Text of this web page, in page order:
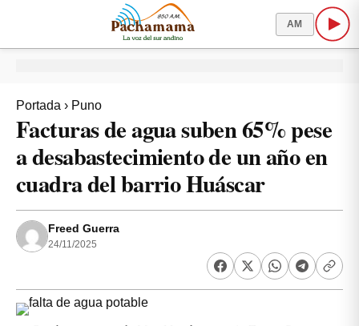
AM
Portada › Puno
Facturas de agua suben 65% pese
a desabastecimiento de un año en
cuadra del barrio Huáscar
Freed Guerra
24/11/2025